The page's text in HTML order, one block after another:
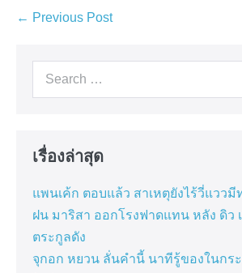
Post
← Previous Post
Search
เรื่องล่าสุด
แพนเค้ก ตอบแล้ว สาเหตุยังไร้วี่แววมี
ฝน มาริสา ออกโรงฟาดแทน หลัง ดิว
ตระกูลดัง
จุกอก หยวน ลั่นคำนี้ นาทีรู้ของในกระ